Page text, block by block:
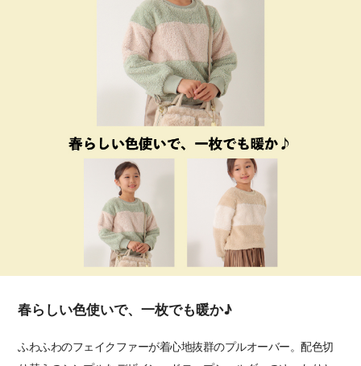
春らしい色使いで、一枚でも暖か♪
ふわふわのフェイクファーが着心地抜群のプルオーバー。配色切